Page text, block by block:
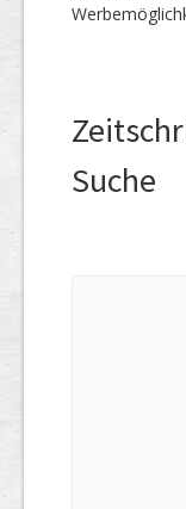
Suche